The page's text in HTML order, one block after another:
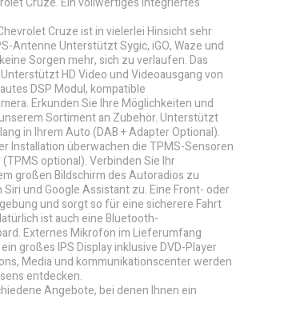
Cruze ist in vielerlei Hinsicht sehr
Antenne Unterstützt Sygic, iGO, Waze und
Sorgen mehr, sich zu verlaufen. Das
HD Video und Videoausgang von
DSP Modul, kompatible
Erkunden Sie Ihre Möglichkeiten und
Sortiment an Zubehör. Unterstützt
in Ihrem Auto (DAB + Adapter Optional).
Installation überwachen die TPMS-Sensoren
optional). Verbinden Sie Ihr
großen Bildschirm des Autoradios zu
und Google Assistant zu. Eine Front- oder
und sorgt so für eine sicherere Fahrt
ist auch eine Bluetooth-
Externes Mikrofon im Lieferumfang
großes IPS Display inklusive DVD-Player
Media und kommunikationscenter werden
entdecken.
Angebote, bei denen Ihnen ein